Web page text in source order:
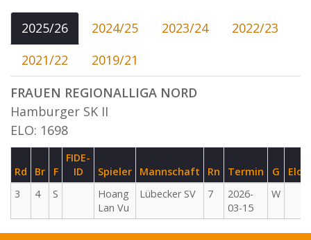
2025/26 2024/25 2023/24
2022/23
2021/22
2019/21
FRAUEN REGIONALLIGA NORD
Hamburger SK II
ELO: 1698
Rd Br F
FIDE-
ID
Spieler Mannschaft Rn Termin G Elo
3
4 S
Hoang
Lan Vu
Lübecker SV 7
2026-
03-15
W